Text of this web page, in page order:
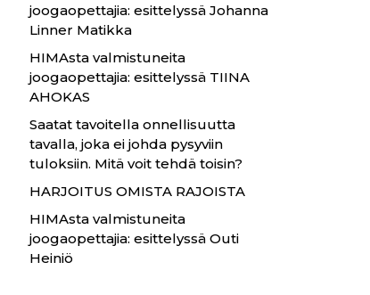
joogaopettajia: esittelyssä Johanna
Linner Matikka
HIMAsta valmistuneita
joogaopettajia: esittelyssä TIINA
AHOKAS
Saatat tavoitella onnellisuutta
tavalla, joka ei johda pysyviin
tuloksiin. Mitä voit tehdä toisin?
HARJOITUS OMISTA RAJOISTA
HIMAsta valmistuneita
joogaopettajia: esittelyssä Outi
Heiniö